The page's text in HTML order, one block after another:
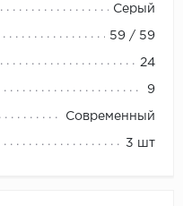
Серый
59 / 59
24
9
Современный
3 шт